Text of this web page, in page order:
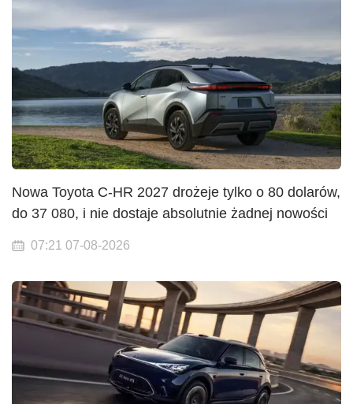
Nowa Toyota C-HR 2027 drożeje tylko o 80 dolarów,
do 37 080, i nie dostaje absolutnie żadnej nowości
07:21 07-08-2026